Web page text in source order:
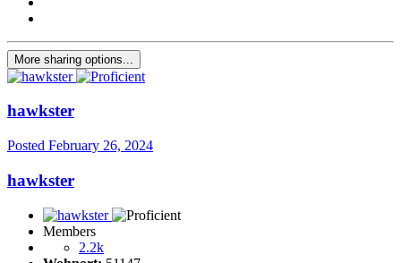
More sharing options...
hawkster
Posted February 26, 2024
hawkster
Members
2.2k